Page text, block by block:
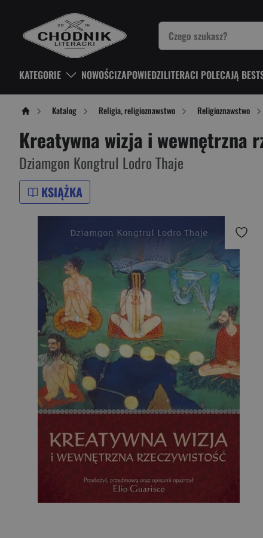
KATEGORIE NOWOŚCIZAPOWIEDZILITERACI POLECAJĄ
Katalog Religia, religioznawstwo Religioznawstwo
Kreatywna wizja i wewnętrzna
Dziamgon Kongtrul Lodro Thaje
KSIĄŻKA